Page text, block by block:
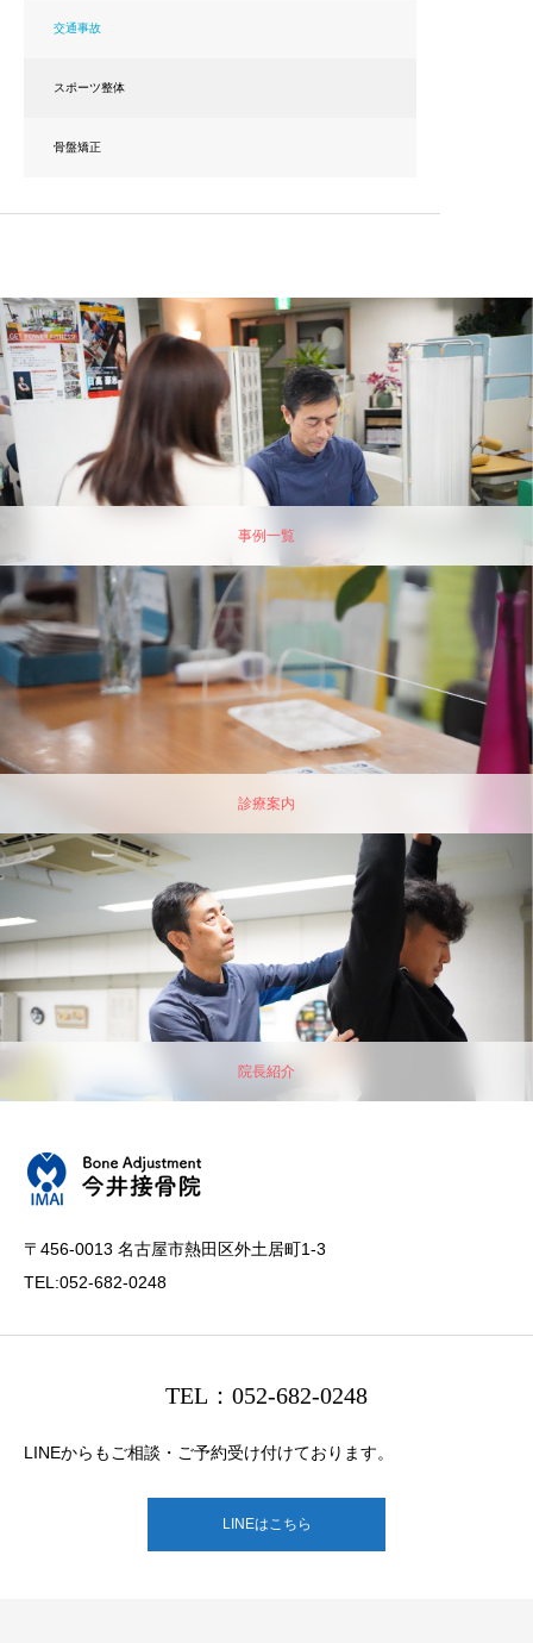
交通事故
スポーツ整体
骨盤矯正
事例一覧
診療案内
院長紹介
〒456-0013 名古屋市熱田区外土居町1-3
TEL:052-682-0248
TEL：052-682-0248
LINEからもご相談・ご予約受け付けております。
LINEはこちら